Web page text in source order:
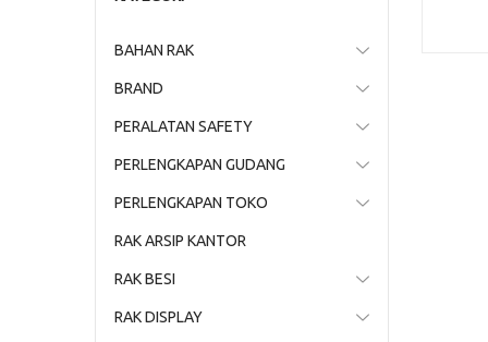
BAHAN RAK
BRAND
PERALATAN SAFETY
PERLENGKAPAN GUDANG
PERLENGKAPAN TOKO
RAK ARSIP KANTOR
RAK BESI
RAK DISPLAY